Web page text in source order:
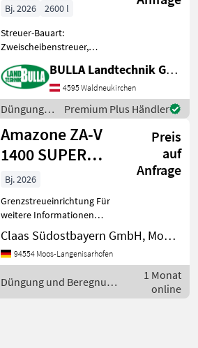
Bj. 2026
2600 l
Streuer-Bauart:
Zweischeibenstreuer,
Streumengenverstellung
AMAZONE ZA-V 2600 Profis
Control + 2600 Liter Inhalt +
ISOBUS Elektronik + V-Set
BULLA Landtechnik GmbH
4595 Waldneukirchen
Düngung
und
Beregnung
/ Amazone
Premium Plus Händler
Amazone ZA-V
1400 SUPER
PROFIS
Preis
auf
Anfrage
Bj. 2026
Grenzstreueinrichtung Für
weitere Informationen
sprechen Sie uns gerne
an.Wir sprechen DeutschWe
speak EnglishDer Preis ist
Zustand gültig. Die
Claas Südostbayern GmbH, Moos-Langenisarhofen
94554 Moos-Langenisarhofen
Düngung und Beregnung
/ Amazone
1 Monat
online